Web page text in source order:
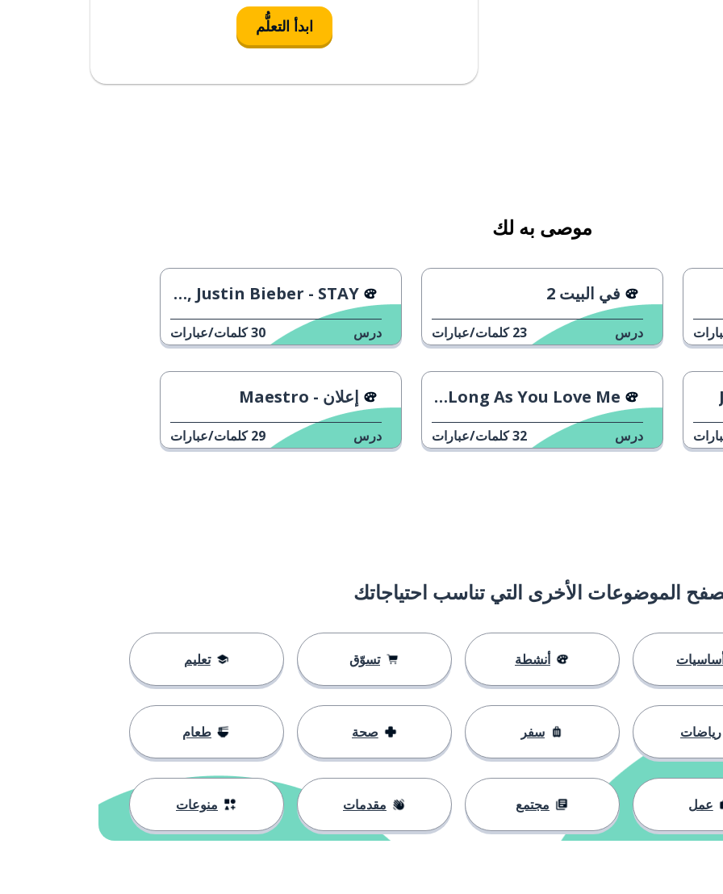
ابدأ التعلُّم
موصى به لك
في البيت 2
درس 23 كلمات/عبارات
The Kid LAROI, Justin Bieber - STAY
درس 30كلمات/عبارات
Backstreet Boys - As Long As You Love Me
درس 32كلمات/عبارات
إعلان - Maestro
درس 29 كلمات/عبارات
الموضوعات الأخرى التي تناسب احتياجاتك
أنشطة تسوّق تعليم
رياضات سفر صحة طعام
عمل مجتمع مقدمات منوعات